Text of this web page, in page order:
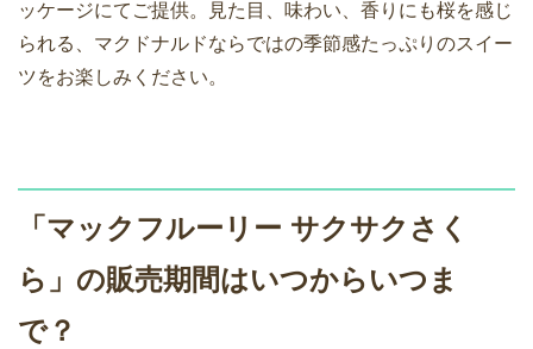
ッケージにてご提供。見た目、味わい、香りにも桜を感じ
られる、マクドナルドならではの季節感たっぷりのスイー
ツをお楽しみください。
「マックフルーリー サクサクさく
ら」の販売期間はいつからいつま
で？